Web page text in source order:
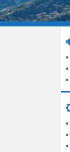
▪
▪
▪
▪
▪
▪